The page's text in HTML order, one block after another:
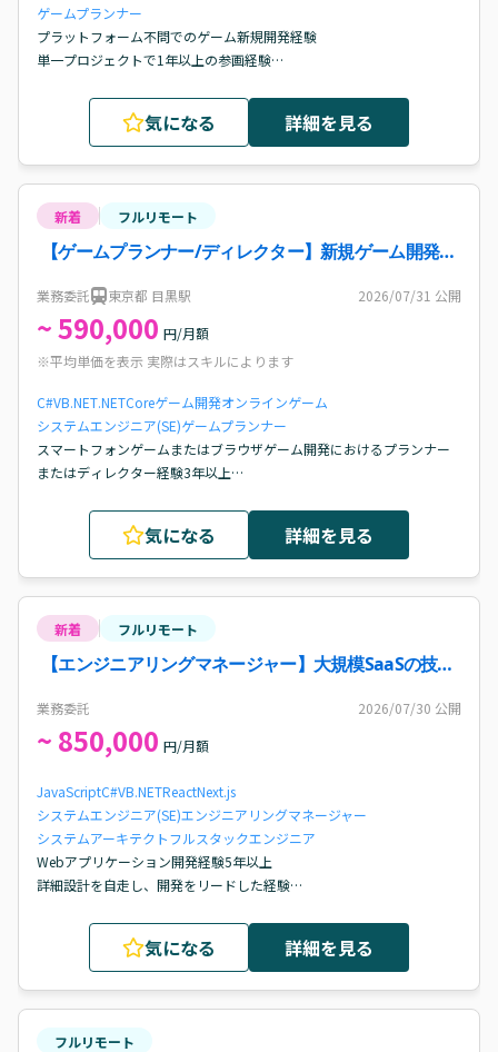
ゲームプランナー
プラットフォーム不問でのゲーム新規開発経験
単一プロジェクトで1年以上の参画経験
複数セクションを跨いだ開発におけるコミュニケーション能力
気になる 詳細を見る
新着 フルリモート
【ゲームプランナー/ディレクター】新規ゲーム開発案
業務委託 東京都 目黒駅 2026/07/31 公開
~ 590,000 円/月額
※平均単価を表示 実際はスキルによります
C#VB.NET.NETCoreゲーム開発オンラインゲーム
システムエンジニア(SE)ゲームプランナー
スマートフォンゲームまたはブラウザゲーム開発におけるプランナー
またはディレクター経験3年以上
キャラクター、スキル等のゲームバランス設計・調整経験
ディレクターまたはリードプランナーとしてプロジェクトを主体的に
推進した経験
気になる 詳細を見る
新着 フルリモート
【エンジニアリングマネージャー】大規模SaaSの技術
業務委託 2026/07/30 公開
~ 850,000 円/月額
JavaScriptC#VB.NETReactNext.js
システムエンジニア(SE)エンジニアリングマネージャー
システムアーキテクトフルスタックエンジニア
Webアプリケーション開発経験5年以上
詳細設計を自走し、開発をリードした経験
気になる 詳細を見る
フルリモート